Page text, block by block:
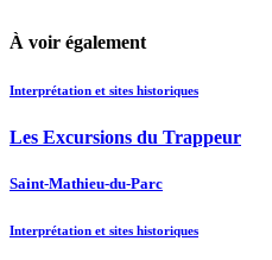
À voir également
Interprétation et sites historiques
Les Excursions du Trappeur
Saint-Mathieu-du-Parc
Interprétation et sites historiques